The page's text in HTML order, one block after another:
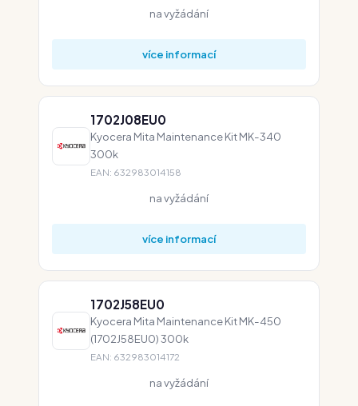
na vyžádání
více informací
1702J08EU0
Kyocera Mita Maintenance Kit MK-340
300k
EAN: 632983014158
na vyžádání
více informací
1702J58EU0
Kyocera Mita Maintenance Kit MK-450
(1702J58EU0) 300k
EAN: 632983014172
na vyžádání